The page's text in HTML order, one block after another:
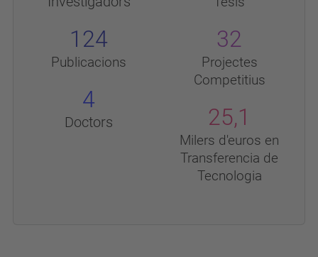
124
Publicacions
4
Doctors
32
Projectes
Competitius
25,1
Milers d'euros en
Transferencia de
Tecnologia